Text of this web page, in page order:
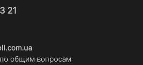
21
общим вопросам